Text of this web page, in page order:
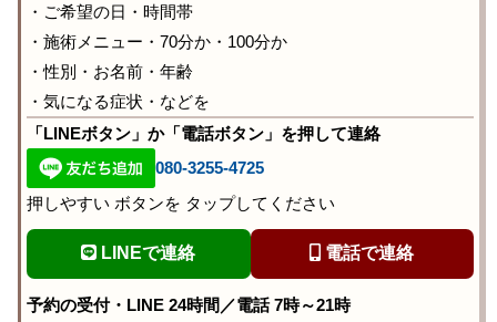
・ご希望の日・時間帯
・施術メニュー・70分か・100分か
・性別・お名前・年齢
・気になる症状・などを
「LINEボタン」か「電話ボタン」を押して連絡
080-3255-4725
押しやすい ボタンを タップしてください
LINEで連絡 電話で連絡
予約の受付・LINE 24時間／電話 7時～21時